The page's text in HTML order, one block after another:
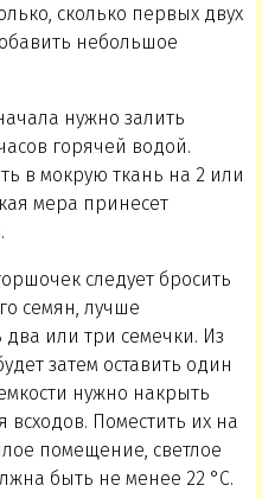
сколько первых двух
небольшое
нужно залить
горячей водой.
в мокрую ткань на 2 или
мера принесет
следует бросить
семян, лучше
два или три семечки. Из
затем оставить один
нужно накрыть
Поместить их на
помещение, светлое
быть не менее 22 °С.